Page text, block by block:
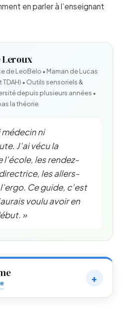
en parler à l’enseignant
Leroux
de LeoBelo • Maman de Lucas
• Outils sensoriels &
depuis plusieurs années •
la théorie
médecin ni
J’ai vécu la
l’école, les rendez-
les allers-
Ce guide, c’est
voulu avoir en
»